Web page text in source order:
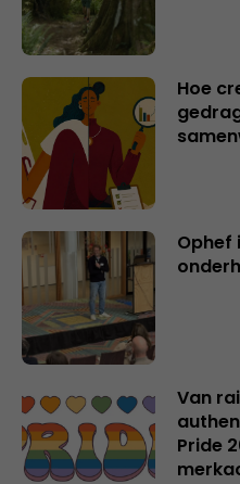
Hoe
Ophef
Van
Pride